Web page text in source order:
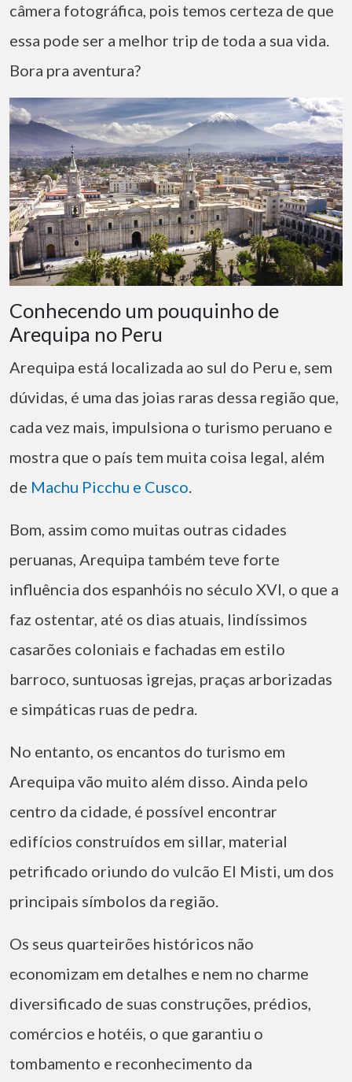
câmera fotográfica, pois temos certeza de que
essa pode ser a melhor trip de toda a sua vida.
Bora pra aventura?
Conhecendo um pouquinho de
Arequipa no Peru
Arequipa está localizada ao sul do Peru e, sem
dúvidas, é uma das joias raras dessa região que,
cada vez mais, impulsiona o turismo peruano e
mostra que o país tem muita coisa legal, além
de Machu Picchu e Cusco
Bom, assim como muitas outras cidades
peruanas, Arequipa também teve forte
influência dos espanhóis no século XVI, o que a
faz ostentar, até os dias atuais, lindíssimos
casarões coloniais e fachadas em estilo
barroco, suntuosas igrejas, praças arborizadas
e simpáticas ruas de pedra.
No entanto, os encantos do turismo em
Arequipa vão muito além disso. Ainda pelo
centro da cidade, é possível encontrar
edifícios construídos em sillar, material
petrificado oriundo do vulcão El Misti, um dos
principais símbolos da região.
Os seus quarteirões históricos não
economizam em detalhes e nem no charme
diversificado de suas construções, prédios,
comércios e hotéis, o que garantiu o
tombamento e reconhecimento da